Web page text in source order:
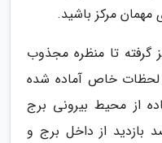
مهمان مرکز باشید.
گرفته تا منظره مجذوب
لحظات خاص آماده شده
از محیط بیرونی برج
بازدید از داخل برج و